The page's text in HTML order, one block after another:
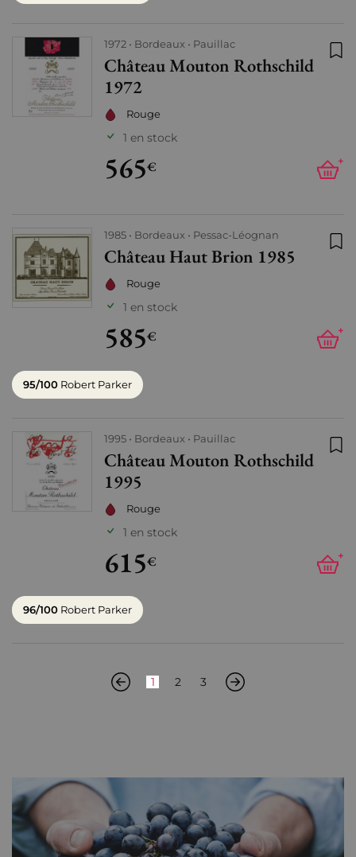
1972 Bordeaux Pauillac
Château Mouton Rothschild
1972
Rouge
1 en stock
565€ +
1985 Bordeaux Pessac-Léognan
Château Haut Brion 1985
Rouge
1 en stock
585€ +
95/100 Robert Parker
1995 Bordeaux Pauillac
Château Mouton Rothschild
1995
Rouge
1 en stock
615€ +
96/100 Robert Parker
Précédent
1 2 3 Suivant